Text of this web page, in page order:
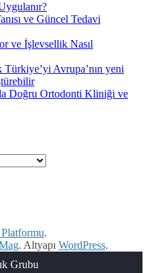
ve Güncel Tedavi
ve İşlevsellik Nasıl
Avrupa’nın yeni
Doğru Ortodonti Kliniği ve
Platformu.
. Altyapı WordPress.
Grubu